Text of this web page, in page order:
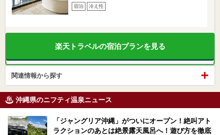
宿泊 冷え性
楽天トラベルの宿泊プランを見る
関連情報から探す
沖縄県のニフティ温泉ニュース
「ジャングリア沖縄」がついにオープン！絶叫アト
ラクションのあとは絶景露天風呂へ！遊び方を徹底